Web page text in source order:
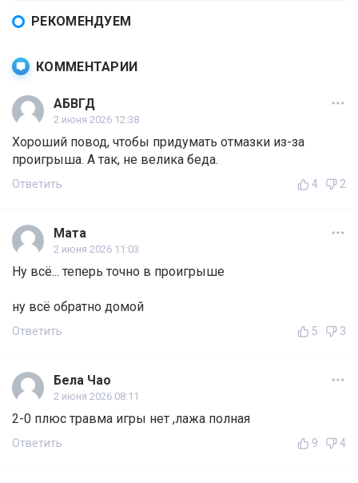
РЕКОМЕНДУЕМ
КОММЕНТАРИИ
АБВГД
2 июня 2026 12:38
Хороший повод, чтобы придумать отмазки из-за
проигрыша. А так, не велика беда.
Ответить 4 2
Мата
2 июня 2026 11:03
Ну всё... теперь точно в проигрыше
ну всё обратно домой
Ответить 5 3
Бела Чао
2 июня 2026 08:11
2-0 плюс травма игры нет ,лажа полная
Ответить 9 4